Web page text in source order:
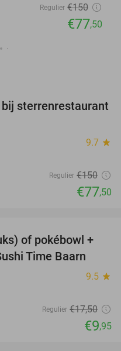
Regulier €150
€77,50
48%
sterrenrestaurant
9.7 star
Regulier €150
€77,50
43%
of pokébowl +
Time Baarn
9.5 star
Regulier €17,50
€9,95